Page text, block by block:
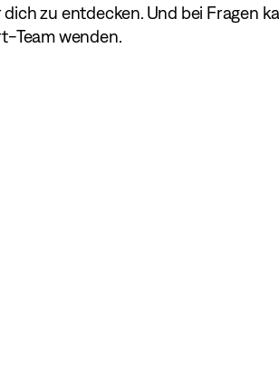
zu entdecken. Und bei Fragen
Team wenden.